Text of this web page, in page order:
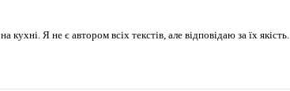
Я не є автором всіх текстів, але відповідаю за їх якість.